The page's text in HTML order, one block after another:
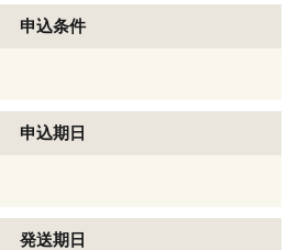
申込条件
申込期日
発送期日